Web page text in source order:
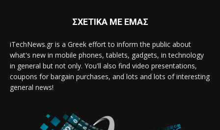
ΣΧΕΤΙΚΑ ΜΕ ΕΜΑΣ
iTechNews.gr is a Greek effort to inform the public about
what's new in mobile phones, tablets, gadgets, in technology
in general but not only. You'll also find video presentations,
coupons for bargain purchases, and lots and lots of interesting
general news!